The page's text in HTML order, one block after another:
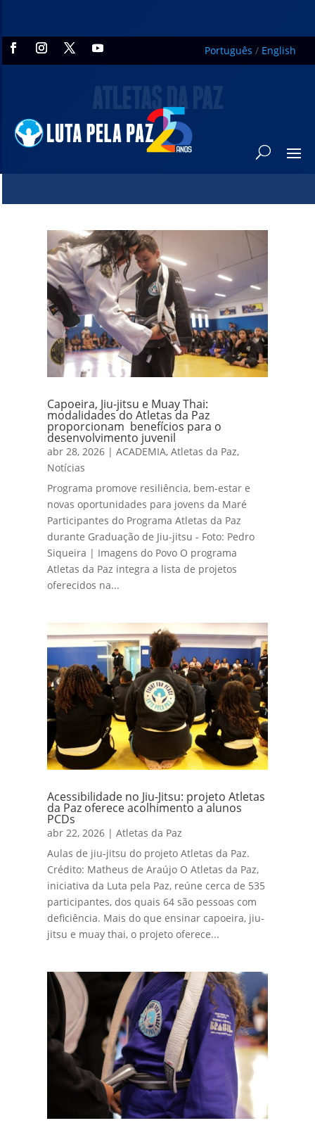
Português / English
ATLETAS DA PAZ
Capoeira, Jiu-jitsu e Muay Thai:
modalidades do Atletas da Paz
proporcionam benefícios para o
desenvolvimento juvenil
abr 28, 2026 |ACADEMIA,Atletas da Paz,
Notícias
Programa promove resiliência, bem-estar e
novas oportunidades para jovens da Maré
Participantes do Programa Atletas da Paz
durante Graduação de Jiu-jitsu - Foto: Pedro
Siqueira | Imagens do Povo O programa
Atletas da Paz integra a lista de projetos
oferecidos na...
Acessibilidade no Jiu-Jitsu: projeto Atletas
da Paz oferece acolhimento a alunos
PCDs
abr 22, 2026 |Atletas da Paz
Aulas de jiu-jitsu do projeto Atletas da Paz.
Crédito: Matheus de Araújo O Atletas da Paz,
iniciativa da Luta pela Paz, reúne cerca de 535
participantes, dos quais 64 são pessoas com
deficiência. Mais do que ensinar capoeira, jiu-
jitsu e muay thai, o projeto oferece...